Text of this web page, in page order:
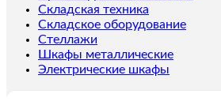
В)
с
канатом
70
м
Складская техника
Складское оборудование
Стеллажи
Шкафы металлические
Электрические шкафы